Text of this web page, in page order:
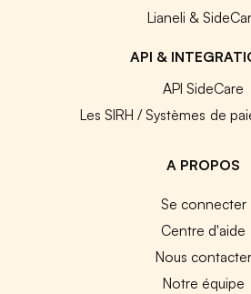
Lianeli &
API &
API SideCare
Les SIRH / Systèmes de
A PROPOS
Se connecter
Centre d'aide
Nous contacter
Notre équipe